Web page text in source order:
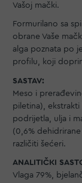
Vašoj mački.
Formurilano sa
obrane Vaše
alga poznata po
profilu, koji
SASTAV:
Meso i
piletina),
podrijetla, ulja i
(0,6%
različiti šećeri.
ANALITIČKI
Vlaga 79%,